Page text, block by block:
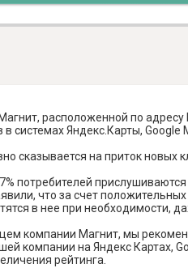
расположенной по
системах Яндекс.Карты, Google
сказывается на приток новых
потребителей
что за счет
в нее при необходимости,
компании Магнит, мы
компании на Яндекс Картах,
рейтинга.